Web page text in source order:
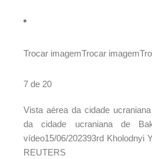
Trocar imagemTrocar imagem
7 de 20
Vista aérea da cidade
da cidade ucraniana de
vídeo15/06/202393rd Kholodnyi
REUTERS